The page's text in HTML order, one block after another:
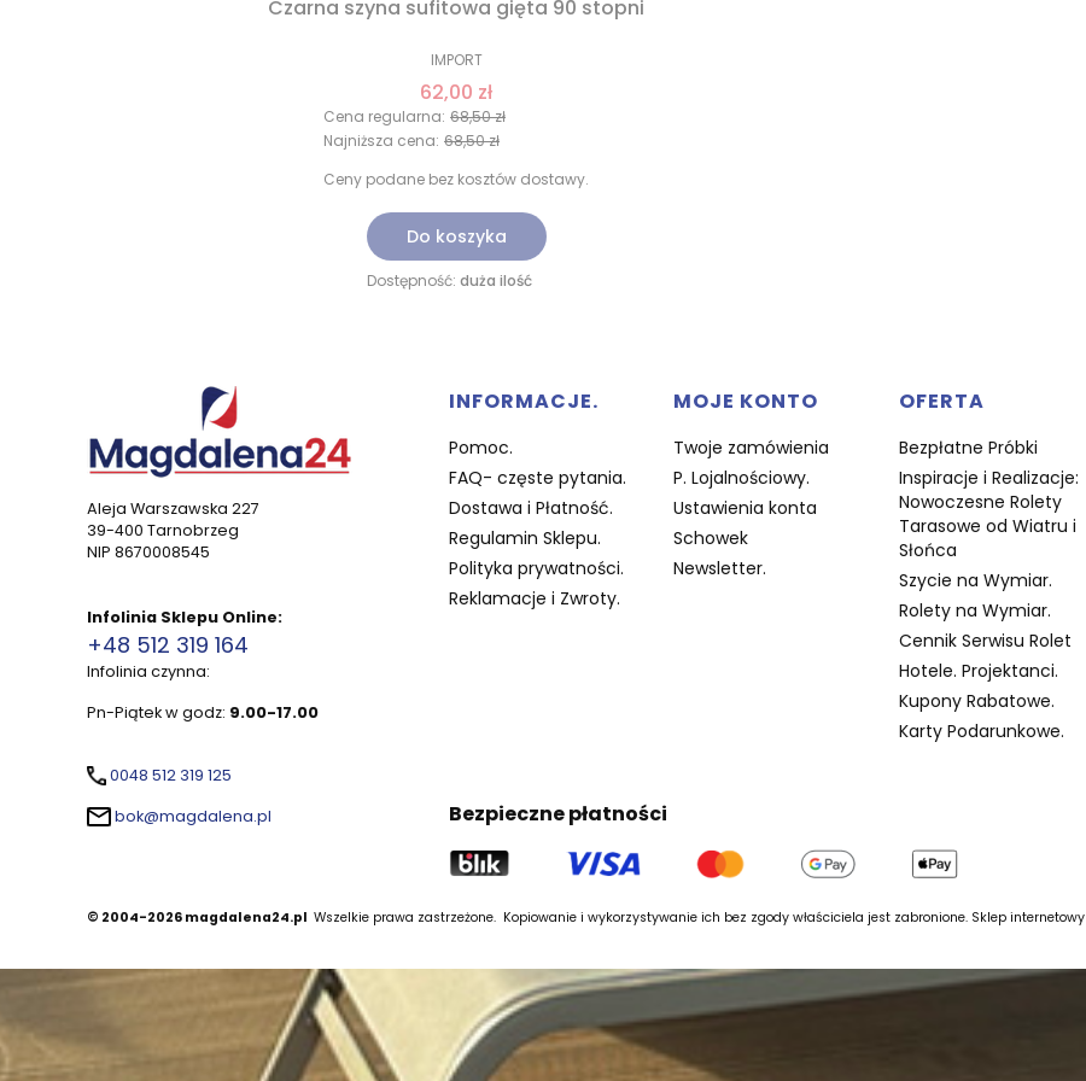
Czarna szyna sufitowa gięta 90 stopni
IMPORT
62,00 zł
Cena regularna: 68,50 zł
Najniższa cena: 68,50 zł
Ceny podane bez kosztów dostawy.
Do koszyka
Dostępność: duża ilość
Aleja Warszawska 227
39-400 Tarnobrzeg
NIP 8670008545
Infolinia Sklepu Online:
+48 512 319 164
Infolinia czynna:
Pn-Piątek w godz: 9.00-17.00
0048 512 319 125
bok@magdalena.pl
Linki w stopce
INFORMACJE.
Pomoc.
FAQ- częste pytania.
Dostawa i Płatność.
Regulamin Sklepu.
Polityka prywatności.
Reklamacje i Zwroty.
MOJE KONTO
Twoje zamówienia
P. Lojalnościowy.
Ustawienia konta
Schowek
Newsletter.
OFERTA
Bezpłatne Próbki
Inspiracje i Realizacje:
Nowoczesne Rolety
Tarasowe od Wiatru i
Słońca
Szycie na Wymiar.
Rolety na Wymiar.
Cennik Serwisu Rolet
Hotele. Projektanci.
Kupony Rabatowe.
Karty Podarunkowe.
Bezpieczne płatności
© 2004-2026 magdalena24.pl Wszelkie prawa zastrzeżone. Kopiowanie i wykorzystywanie ich bez zgody właściciela jest zabronione. Sklep internetowy